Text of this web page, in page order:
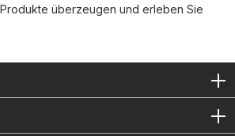
überzeugen und erleben Sie